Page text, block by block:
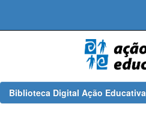
Biblioteca Digital Ação Educativa